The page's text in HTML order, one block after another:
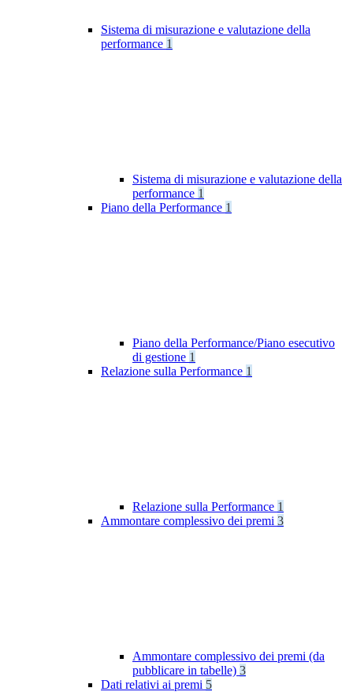
Sistema di misurazione e valutazione della
performance 1
Sistema di misurazione e valutazione della
performance 1
Piano della Performance 1
Piano della Performance/Piano esecutivo
di gestione 1
Relazione sulla Performance 1
Relazione sulla Performance 1
Ammontare complessivo dei premi 3
Ammontare complessivo dei premi (da
pubblicare in tabelle) 3
Dati relativi ai premi 5